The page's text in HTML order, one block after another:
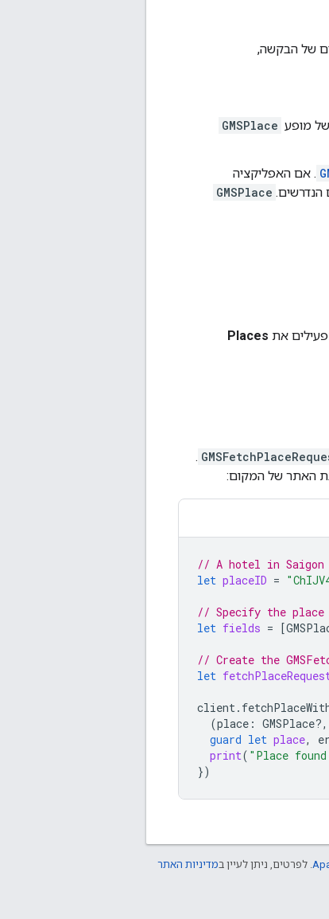
של הבקשה,
של מופע GMSPlace
. אם האפליקציה
הנדרשים. GMSPlace
את Places
.
האתר של המקום:
// A hotel in
let placeID =
// Specify the
let fields = [
// Create the
let
client.
(place : GMSPlace?,
guard let place,
print( "Place
})
. לפרטים, ניתן לעיין במדיניות האתר